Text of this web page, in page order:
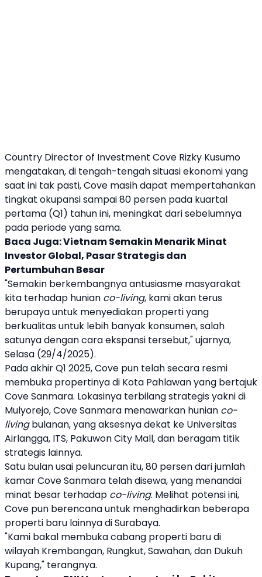
Country Director of Investment Cove Rizky Kusumo
mengatakan, di tengah-tengah situasi ekonomi yang
saat ini tak pasti,Cove masih dapat mempertahankan
tingkat okupansi sampai 80 persen pada kuartal
pertama (Q1) tahun ini, meningkat dari sebelumnya
pada periode yang sama.
Baca Juga:Vietnam Semakin Menarik Minat
Investor Global, Pasar Strategis dan
Pertumbuhan Besar
"Semakin berkembangnya antusiasme masyarakat
kita terhadap hunian co-living, kami akan terus
berupaya untuk menyediakan propertiyang
berkualitas untuk lebih banyak konsumen, salah
satunya dengan cara ekspansi tersebut," ujarnya,
Selasa (29/4/2025).
Pada akhir Q1 2025,Cove pun telah secara resmi
membuka propertinya di Kota Pahlawan yang bertajuk
CoveSanmara. Lokasinya terbilang strategis yakni di
Mulyorejo,CoveSanmara menawarkan hunian co-
livingbulanan, yang aksesnya dekat ke Universitas
Airlangga, ITS, Pakuwon City Mall, dan beragam titik
strategis lainnya.
Satu bulan usai peluncuran itu, 80 persen dari jumlah
kamarCoveSanmara telah disewa, yang menandai
minat besar terhadap co-living. Melihat potensi ini,
Cove pun berencana untuk menghadirkan beberapa
properti baru lainnya diSurabaya.
"Kami bakal membuka cabang properti baru di
wilayah Krembangan, Rungkut, Sawahan, dan Dukuh
Kupang," terangnya.